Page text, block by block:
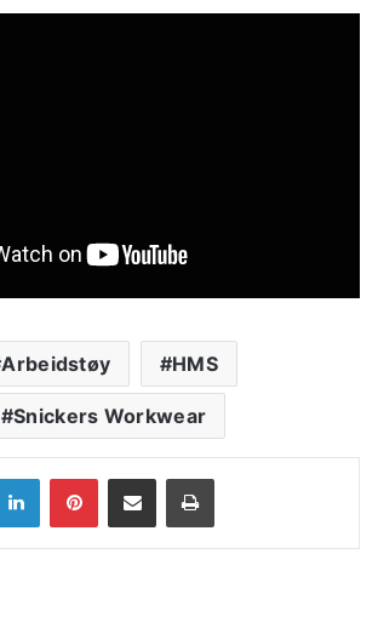
Arbeidstøy HMS
Snickers Workwear
LinkedInPinterestShare via Email Print